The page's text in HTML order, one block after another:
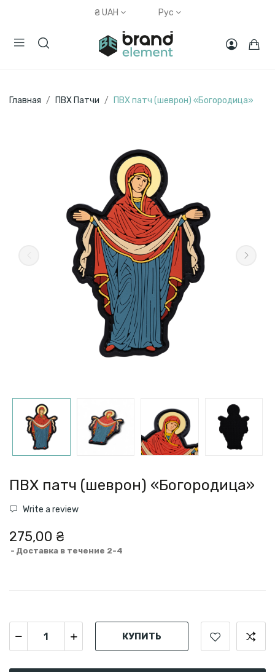
₴ UAH Рус
Главная ПВХ Патчи ПВХ патч (шеврон) «Богородица»
ПВХ патч (шеврон) «Богородица»
Write a review
275,00 ₴
Доставка в течение 2-4
КУПИТЬ